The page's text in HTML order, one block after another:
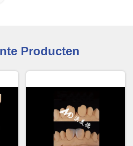
Producten